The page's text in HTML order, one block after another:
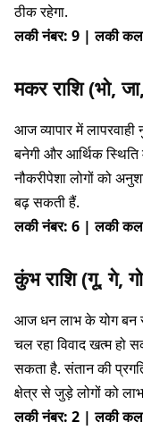
ठीक रहेगा.
लकी नंबर: 9 | लकी
मकर राशि (भो,
आज व्यापार में
बनेगी और आर्थिक स्थिति
नौकरीपेशा लोगों को
बढ़ सकती हैं.
लकी नंबर: 6 | लकी
कुंभ राशि (गू, गे,
आज धन लाभ के योग बन
चल रहा विवाद खत्म हो
सकता है. संतान की
क्षेत्र से जुड़े लोगों को लाभ
लकी नंबर: 2 | लकी